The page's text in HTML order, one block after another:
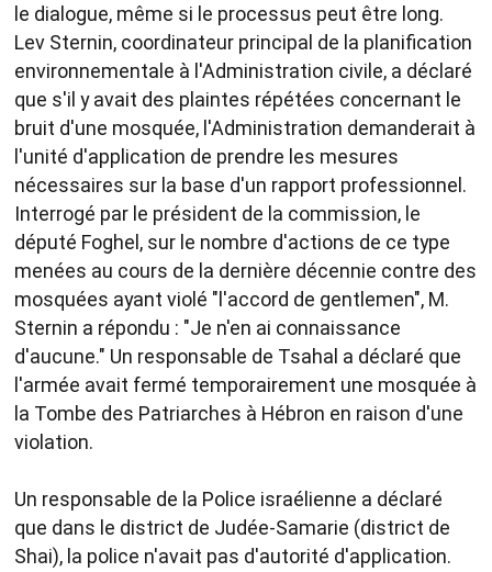
le dialogue, même si le processus peut être long.
Lev Sternin, coordinateur principal de la planification
environnementale à l'Administration civile, a déclaré
que s'il y avait des plaintes répétées concernant le
bruit d'une mosquée, l'Administration demanderait à
l'unité d'application de prendre les mesures
nécessaires sur la base d'un rapport professionnel.
Interrogé par le président de la commission, le
député Foghel, sur le nombre d'actions de ce type
menées au cours de la dernière décennie contre des
mosquées ayant violé "l'accord de gentlemen", M.
Sternin a répondu : "Je n'en ai connaissance
d'aucune." Un responsable de Tsahal a déclaré que
l'armée avait fermé temporairement une mosquée à
la Tombe des Patriarches à Hébron en raison d'une
violation.
Un responsable de la Police israélienne a déclaré
que dans le district de Judée-Samarie (district de
Shai), la police n'avait pas d'autorité d'application.